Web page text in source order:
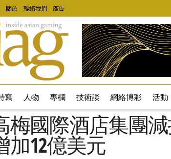
關於 聯絡我們 廣告
寫 人物 專欄 技術談 網絡博彩 活動
梅國際酒店集團減
加12億美元